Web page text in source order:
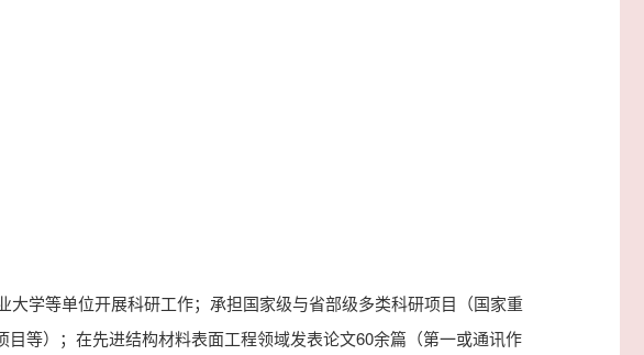
学等单位开展科研工作；承担国家级与省部级多类科研项目（国家重
等）；在先进结构材料表面工程领域发表论文60余篇（第一或通讯作